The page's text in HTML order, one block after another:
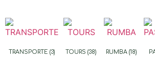
TRANSPORTE (3) TOURS(38) RUMBA (18)